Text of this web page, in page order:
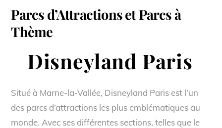
Parcs d’Attractions et Parcs à
Thème
Disneyland Paris
Situé à Marne-la-Vallée, Disneyland Paris est l’un
des parcs d’attractions les plus emblématiques au
monde. Avec ses différentes sections, telles que le